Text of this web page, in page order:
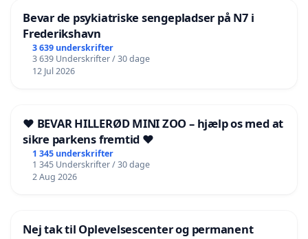
Bevar de psykiatriske sengepladser på N7 i
Frederikshavn
3 639 underskrifter
3 639 Underskrifter / 30 dage
12 Jul 2026
❤️ BEVAR HILLERØD MINI ZOO – hjælp os med at
sikre parkens fremtid ❤️
1 345 underskrifter
1 345 Underskrifter / 30 dage
2 Aug 2026
Nej tak til Oplevelsescenter og permanent